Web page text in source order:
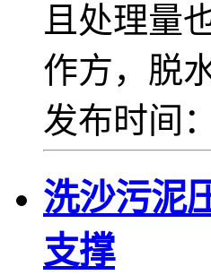
且处理量
作方，脱
发布时间
洗沙污泥
支撑